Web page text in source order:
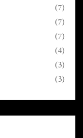
(7)
(7)
(7)
(4)
(3)
(3)